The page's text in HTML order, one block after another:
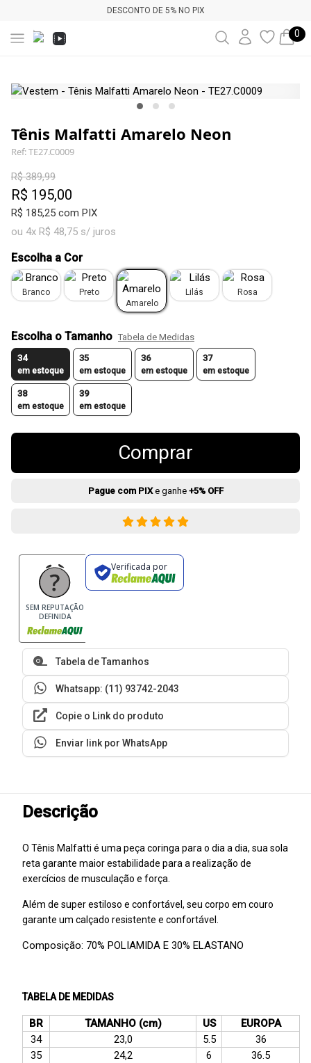
DESCONTO DE 5% NO PIX
0
Tênis Malfatti Amarelo Neon
Ref: TE27.C0009
R$ 389,99
R$ 195,00
R$ 185,25 com PIX
ou 4x R$ 48,75 s/ juros
Escolha a Cor
Branco
Preto
Amarelo
Lilás Rosa
Escolha o Tamanho Tabela de Medidas
34
em estoque
35
em estoque
36
em estoque
37
em estoque
38
em estoque
39
em estoque
Comprar
Pague com PIXe ganhe +5% OFF
SEM REPUTAÇÃO
DEFINIDA
Verificada por
Tabela de Tamanhos
Whatsapp: (11) 93742-2043
Copie o Link do produto
Enviar link por WhatsApp
Descrição
O Tênis Malfatti é uma peça coringa para o dia a dia, sua sola
reta garante maior estabilidade para a realização de
exercícios de musculação e força.
Além de super estiloso e confortável, seu corpo em couro
garante um calçado resistente e confortável.
Composição: 70% POLIAMIDA E 30% ELASTANO
TABELA DE MEDIDAS
BR TAMANHO (cm) US
EUROPA
34
23,0 5.5
36
35
24,2 6
36.5